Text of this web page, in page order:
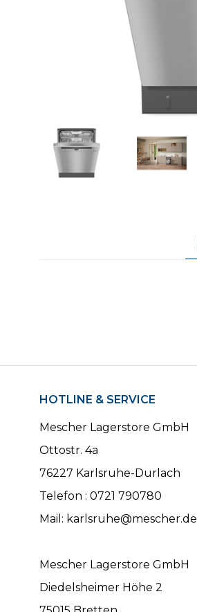
HOTLINE & SERVICE
Mescher Lagerstore GmbH
Ottostr. 4a
76227 Karlsruhe-Durlach
Telefon : 0721 790780
Mail: karlsruhe@mescher.de
Mescher Lagerstore GmbH
Diedelsheimer Höhe 2